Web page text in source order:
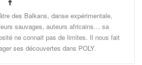
des Balkans, danse expérimentale,
sauvages, auteurs africains… sa
ne connait pas de limites. Il nous fait
ses découvertes dans POLY.